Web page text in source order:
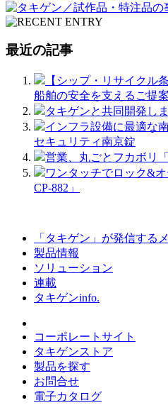
最近の記事
【シップ・リサイクル
船舶の安全を支えるご提案
タキゲンと共同開発し
インフラ設備に最適な
セキュリティ南京錠
営業、丸ごとフカボリ
ワンタッチでロック&
CP-882」
「タキゲン」が発信する
製品情報
ソリューション
連載
タキゲンinfo.
コーポレートサイト
タキゲンストア
製品を探す
お問合せ
電子カタログ